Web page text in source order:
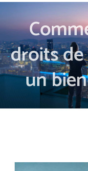
droits
un